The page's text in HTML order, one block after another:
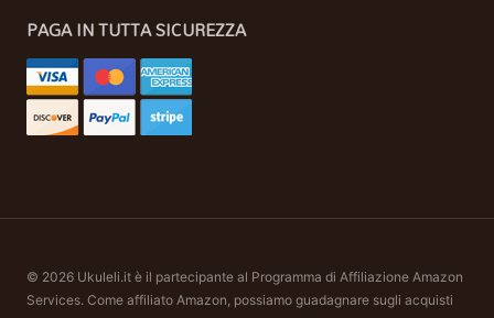
PAGA IN TUTTA SICUREZZA
© 2026 Ukuleli.it è il partecipante al Programma di Affiliazione Amazon
Services. Come affiliato Amazon, possiamo guadagnare sugli acquisti